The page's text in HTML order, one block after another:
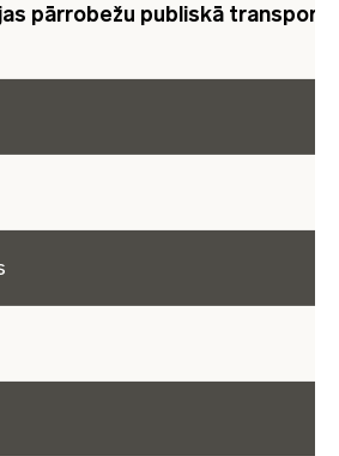
pārrobežu publiskā transporta